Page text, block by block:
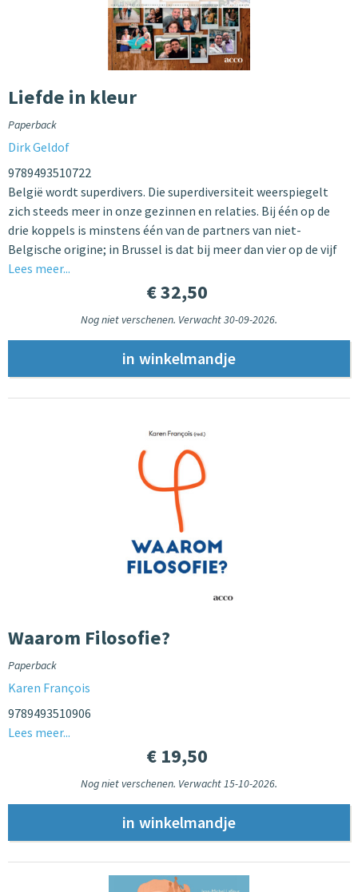
Liefde in kleur
Paperback
Dirk Geldof
9789493510722
België wordt superdivers. Die superdiversiteit weerspiegelt
zich steeds meer in onze gezinnen en relaties. Bij één op de
drie koppels is minstens één van de partners van niet-
Belgische origine; in Brussel is dat bij meer dan vier op de vijf
Lees meer...
€ 32,50
Nog niet verschenen. Verwacht 30-09-2026.
Waarom Filosofie?
Paperback
Karen François
9789493510906
Lees meer...
€ 19,50
Nog niet verschenen. Verwacht 15-10-2026.